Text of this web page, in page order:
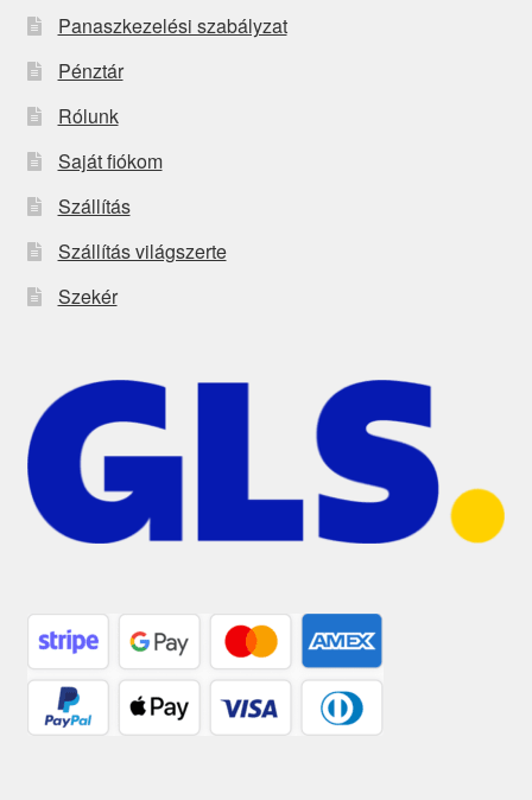
Panaszkezelési szabályzat
Pénztár
Rólunk
Saját fiókom
Szállítás
Szállítás világszerte
Szekér